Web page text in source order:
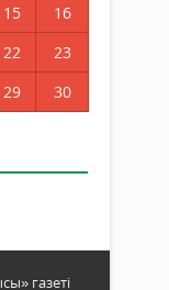
15
16
22
23
29
30
газеті